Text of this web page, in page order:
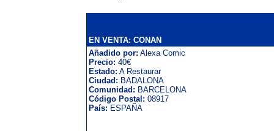
EN VENTA: CONAN
Añadido por: Alexa Comic
Precio: 40€
Estado: A Restaurar
Ciudad: BADALONA
Comunidad: BARCELONA
Código Postal: 08917
País: ESPAÑA